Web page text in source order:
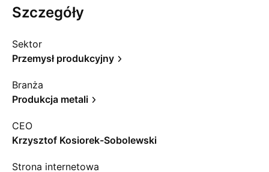
Szczegóły
Sektor
Przemysł produkcyjny
Branża
Produkcja metali
CEO
Krzysztof Kosiorek-Sobolewski
Strona internetowa